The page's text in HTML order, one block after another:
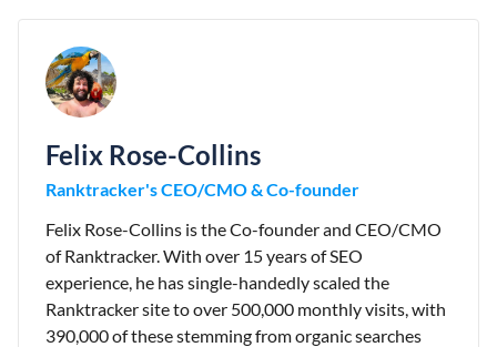
Felix Rose-Collins
Ranktracker's CEO/CMO & Co-founder
Felix Rose-Collins is the Co-founder and CEO/CMO
of Ranktracker. With over 15 years of SEO
experience, he has single-handedly scaled the
Ranktracker site to over 500,000 monthly visits, with
390,000 of these stemming from organic searches